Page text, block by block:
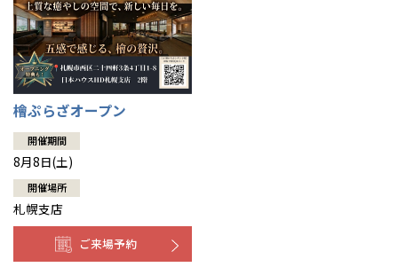
檜ぷらざオープン
開催期間
8月8日(土)
開催場所
札幌支店
ご来場予約